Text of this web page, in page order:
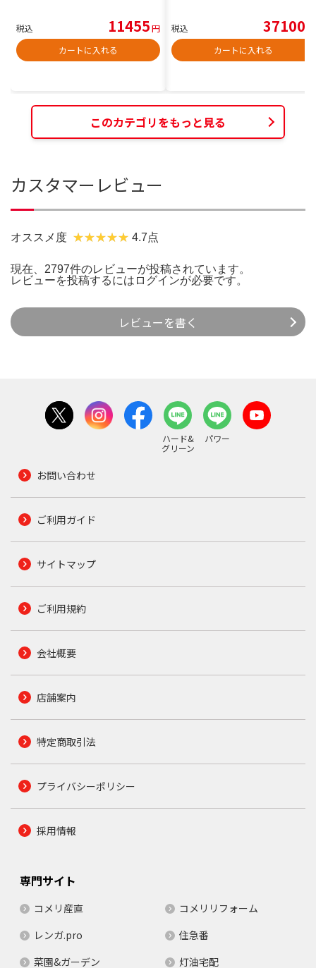
税込 11455円
カートに入れる
税込 37100
カートに入れる
このカテゴリをもっと見る
カスタマーレビュー
オススメ度 4.7点
現在、2797件のレビューが投稿されています。
レビューを投稿するには ログインが必要です。
レビューを書く
ハード&
グリーン
パワー
お問い合わせ
ご利用ガイド
サイトマップ
ご利用規約
会社概要
店舗案内
特定商取引法
プライバシーポリシー
採用情報
専門サイト
コメリ産直
コメリリフォーム
レンガ.pro
住急番
菜園&ガーデン
灯油宅配